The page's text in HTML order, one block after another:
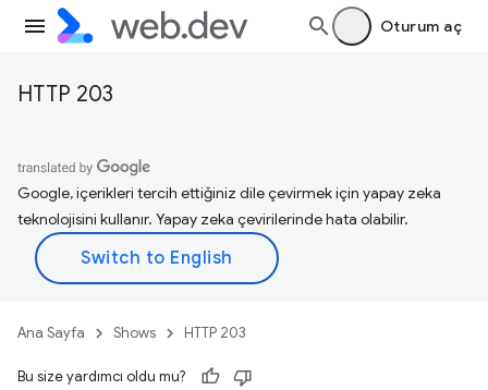
Oturum aç
HTTP 203
Google, içerikleri tercih ettiğiniz dile çevirmek için yapay zeka
teknolojisini kullanır. Yapay zeka çevirilerinde hata olabilir.
Ana Sayfa Shows HTTP 203
Bu size yardımcı oldu mu?